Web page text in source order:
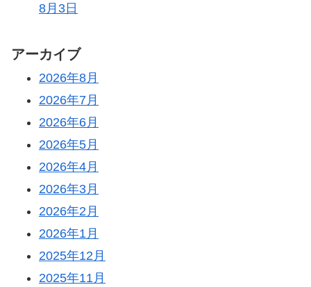
8月3日
アーカイブ
2026年8月
2026年7月
2026年6月
2026年5月
2026年4月
2026年3月
2026年2月
2026年1月
2025年12月
2025年11月